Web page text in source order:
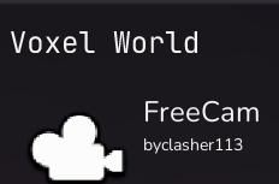
FreeCam
byclasher113